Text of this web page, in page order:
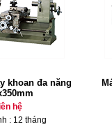
khoan đa năng
hệ
: 12 tháng